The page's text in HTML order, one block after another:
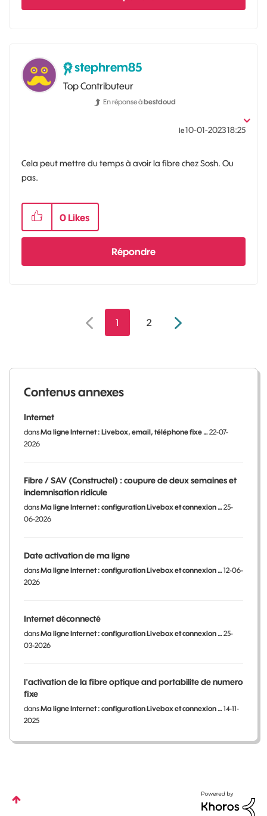
stephrem85
Top Contributeur
En réponse àbestdoud
le‎10-01-202318:25
Cela peut mettre du temps à avoir la fibre chez Sosh. Ou
pas.
0 Likes
Répondre
1 2
Contenus annexes
Internet
dansMa ligne Internet : Livebox, email, téléphone fixe … 22-07-
2026
Fibre / SAV (Constructel) : coupure de deux semaines et
indemnisation ridicule
dansMa ligne Internet : configuration Livebox et connexion … 25-
06-2026
Date activation de ma ligne
dansMa ligne Internet : configuration Livebox et connexion … 12-06-
2026
Internet déconnecté
dansMa ligne Internet : configuration Livebox et connexion … 25-
03-2026
l'activation de la fibre optique and portabilite de numero
fixe
dansMa ligne Internet : configuration Livebox et connexion … 14-11-
2025